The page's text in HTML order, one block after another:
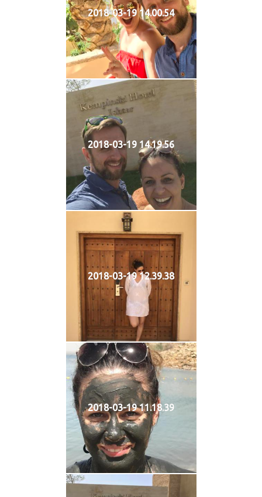
2018-03-19 14.00.54
2018-03-19 14.19.56
2018-03-19 12.39.38
2018-03-19 11.18.39